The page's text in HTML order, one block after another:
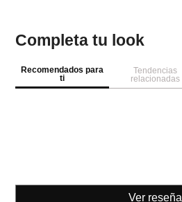
Completa tu look
Recomendados para
ti
Tendencias
relacionadas
Ver reseña